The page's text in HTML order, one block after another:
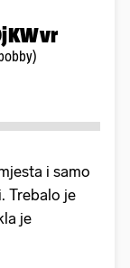
i samo
Trebalo je
je